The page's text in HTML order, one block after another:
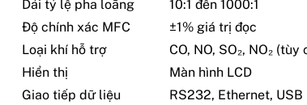
Dải tỷ lệ pha loãng
10:1 đến 1000:1
Độ chính xác MFC
±1% giá trị đọc
Loại khí hỗ trợ
CO, NO, SO₂, NO₂ (tùy
Hiển thị
Màn hình LCD
Giao tiếp dữ liệu
RS232, Ethernet, USB